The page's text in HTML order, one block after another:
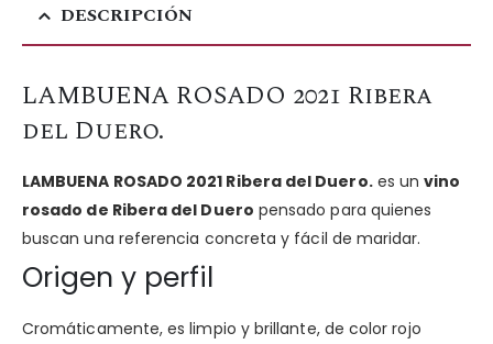
DESCRIPCIÓN
LAMBUENA ROSADO 2021 Ribera
del Duero.
LAMBUENA ROSADO 2021 Ribera del Duero.es unvino
rosado de Ribera del Duero pensado para quienes
buscan una referencia concreta y fácil de maridar.
Origen y perfil
Cromáticamente, es limpio y brillante, de color rojo